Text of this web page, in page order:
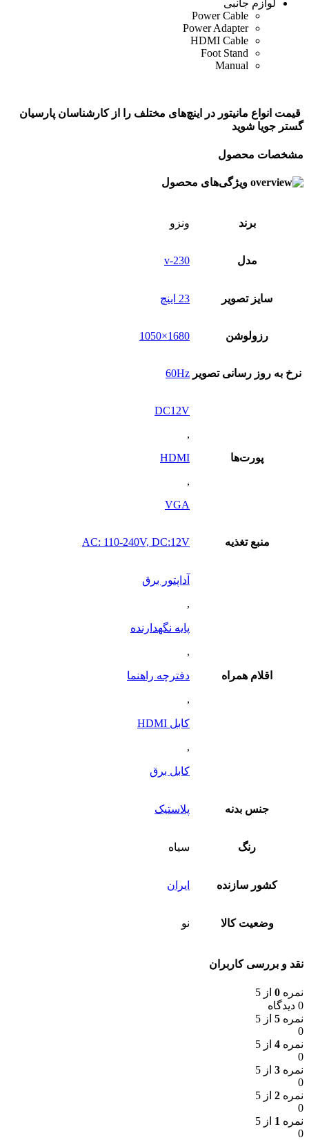
لوازم جانبی
Power Cable
Power Adapter
HDMI Cable
Foot Stand
Manual
قیمت انواع مانیتور در اینچ‌های مختلف را از کارشناسان پارسیان
گستر جویا شوید
مشخصات محصول
ویژگی‌های محصول
برند ونزو
مدل v-230
سایز تصویر 23 اینچ
رزولوشن 1680×1050
نرخ به روز رسانی تصویر 60Hz
پورت‌ها
DC12V
,
HDMI
,
VGA
منبع تغذیه AC: 110-240V, DC:12V
اقلام همراه
آداپتور برق
,
پایه نگهدارنده
,
دفترچه راهنما
,
کابل HDMI
,
کابل برق
جنس بدنه پلاستیک
رنگ سیاه
کشور سازنده ایران
وضعیت کالا نو
نقد و بررسی کاربران
نمره 0 از 5
0 دیدگاه
نمره 5 از 5
0
نمره 4 از 5
0
نمره 3 از 5
0
نمره 2 از 5
0
نمره 1 از 5
0